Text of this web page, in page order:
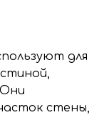
для
стены,